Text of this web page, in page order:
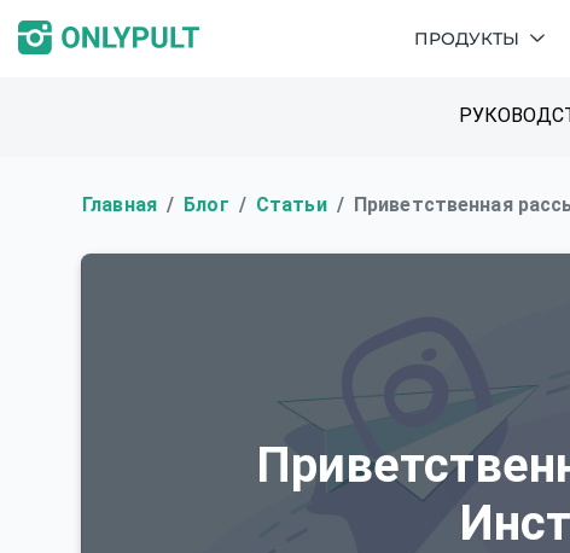
ПРОДУКТЫ
Главная Блог Статьи Приветственная